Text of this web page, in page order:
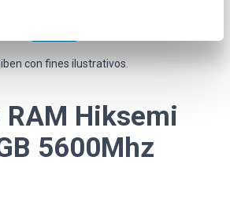
con fines ilustrativos.
Hiksemi
5600Mhz